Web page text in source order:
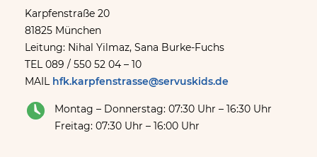
Karpfenstraße 20
81825 München
Leitung: Nihal Yilmaz, Sana Burke-Fuchs
TEL 089 / 550 52 04 – 10
MAIL hfk.karpfenstrasse@servuskids.de
Montag – Donnerstag: 07:30 Uhr – 16:30 Uhr
Freitag: 07:30 Uhr – 16:00 Uhr